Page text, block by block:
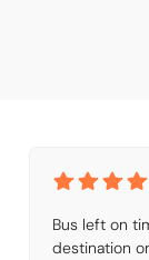
Bus left on
destination